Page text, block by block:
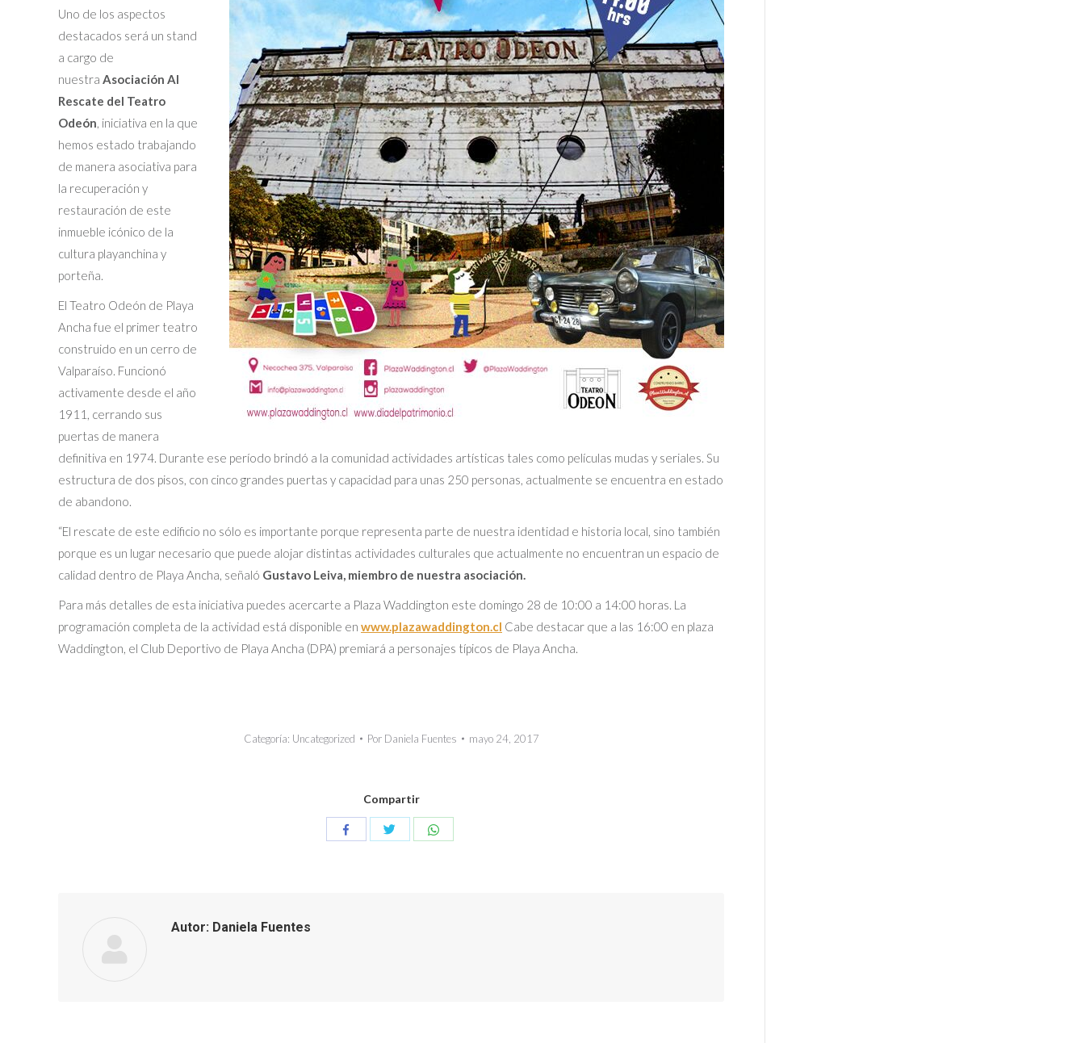
Uno de los aspectos
destacados será un stand
a cargo de
nuestra Asociación Al
Rescate del Teatro
Odeón , iniciativa en la que
hemos estado trabajando
de manera asociativa para
la recuperación y
restauración de este
inmueble icónico de la
cultura playanchina y
porteña.
El Teatro Odeón de Playa
Ancha fue el primer teatro
construido en un cerro de
Valparaíso. Funcionó
activamente desde el año
1911, cerrando sus
puertas de manera
definitiva en 1974. Durante ese período brindó a la comunidad actividades artísticas tales como películas mudas y seriales. Su
estructura de dos pisos, con cinco grandes puertas y capacidad para unas 250 personas, actualmente se encuentra en estado
de abandono.
“El rescate de este edificio no sólo es importante porque representa parte de nuestra identidad e historia local, sino también
porque es un lugar necesario que puede alojar distintas actividades culturales que actualmente no encuentran un espacio de
calidad dentro de Playa Ancha, señaló Gustavo Leiva, miembro de nuestra asociación.
Para más detalles de esta iniciativa puedes acercarte a Plaza Waddington este domingo 28 de 10:00 a 14:00 horas. La
programación completa de la actividad está disponible en www.plazawaddington.cl Cabe destacar que a las 16:00 en plaza
Waddington, el Club Deportivo de Playa Ancha (DPA) premiará a personajes típicos de Playa Ancha.
Categoría: Uncategorized Por Daniela Fuentes mayo 24, 2017
Compartir
Compartir CompartirCompartir
Autor: Daniela Fuentes